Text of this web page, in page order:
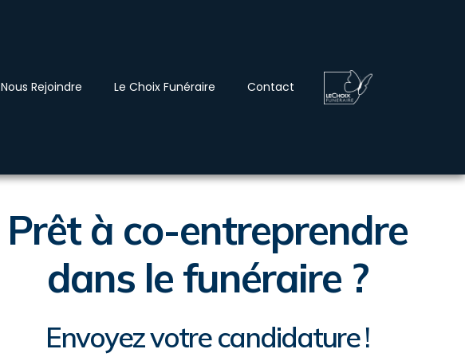
Nous Rejoindre Le Choix Funéraire Contact
Prêt à co-entreprendre
dans le funéraire ?
Envoyez votre candidature !